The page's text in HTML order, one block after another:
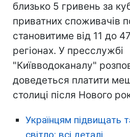
близько 5 гривень за
приватних споживачів
становитиме від 11 до
регіонах. У пресслужбі
"Київводоканалу"
доведеться платити
столиці після Нового
Українцям підвищать